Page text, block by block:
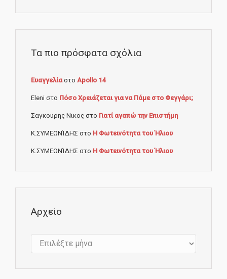
Τα πιο πρόσφατα σχόλια
Ευαγγελίαστο Apollo 14
Eleni στο Πόσο Χρειάζεται για να Πάμε στο Φεγγάρι;
Σαγκουρης Νικος στο Γιατί αγαπώ την Επιστήμη
Κ.ΣΥΜΕΩΝΊΔΗΣ στο Η Φωτεινότητα του Ήλιου
Κ.ΣΥΜΕΩΝΊΔΗΣ στο Η Φωτεινότητα του Ήλιου
Αρχείο